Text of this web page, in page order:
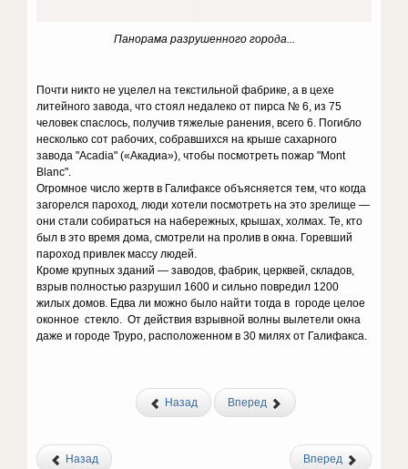
Панорама разрушенного города...
Почти никто не уцелел на текстильной фабрике, а в цехе
литейного завода, что стоял недалеко от пирса № 6, из 75
человек спаслось, получив тяжелые ранения, всего 6. Погибло
несколько сот рабочих, собравшихся на крыше сахарного
завода"Acadia" («Акадиа»), чтобы посмотреть пожар "Mont
Blanc".
Огромное число жертв в Галифаксе объясняется тем, что когда
загорелся пароход, люди хотели посмотреть на это зрелище —
они стали собираться на набережных, крышах, холмах. Те, кто
был в это время дома, смотрели на пролив в окна. Горевший
пароход привлек массу людей.
Кроме крупных зданий — заводов, фабрик, церквей, складов,
взрыв полностью разрушил 1600 и сильно повредил 1200
жилых домов. Едва ли можно было найти тогда в городе целое
оконное стекло. От действия взрывной волны вылетели окна
даже и городе Труро, расположенном в 30 милях от Галифакса.
Назад Вперед
Назад Вперед